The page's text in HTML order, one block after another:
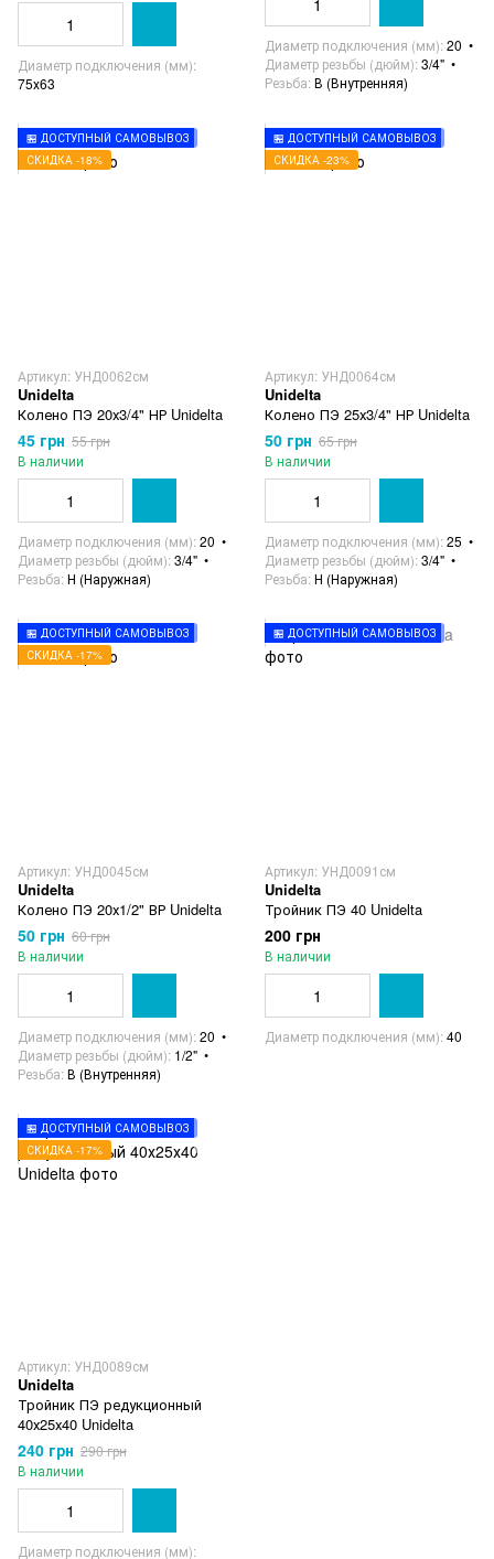
Диаметр подключения (мм)
75х63
Диаметр подключения (мм) 20
Диаметр резьбы (дюйм) 3/4"
Резьба В (Внутренняя)
🏪 ДОСТУПНЫЙ САМОВЫВОЗ
СКИДКА -18%
Артикул: УНД0062см
Unidelta
Колено ПЭ 20х3/4" НР Unidelta
45 грн 55 грн
В наличии
Диаметр подключения (мм) 20
Диаметр резьбы (дюйм) 3/4"
Резьба Н (Наружная)
🏪 ДОСТУПНЫЙ САМОВЫВОЗ
СКИДКА -23%
Артикул: УНД0064см
Unidelta
Колено ПЭ 25х3/4" НР Unidelta
50 грн 65 грн
В наличии
Диаметр подключения (мм) 25
Диаметр резьбы (дюйм) 3/4"
Резьба Н (Наружная)
🏪 ДОСТУПНЫЙ САМОВЫВОЗ
СКИДКА -17%
Артикул: УНД0045см
Unidelta
Колено ПЭ 20х1/2" ВР Unidelta
50 грн 60 грн
В наличии
Диаметр подключения (мм) 20
Диаметр резьбы (дюйм) 1/2"
Резьба В (Внутренняя)
🏪 ДОСТУПНЫЙ САМОВЫВОЗ
Артикул: УНД0091см
Unidelta
Тройник ПЭ 40 Unidelta
200 грн
В наличии
Диаметр подключения (мм) 40
🏪 ДОСТУПНЫЙ САМОВЫВОЗ
СКИДКА -17%
Артикул: УНД0089см
Unidelta
Тройник ПЭ редукционный
40х25х40 Unidelta
240 грн 290 грн
В наличии
Диаметр подключения (мм)